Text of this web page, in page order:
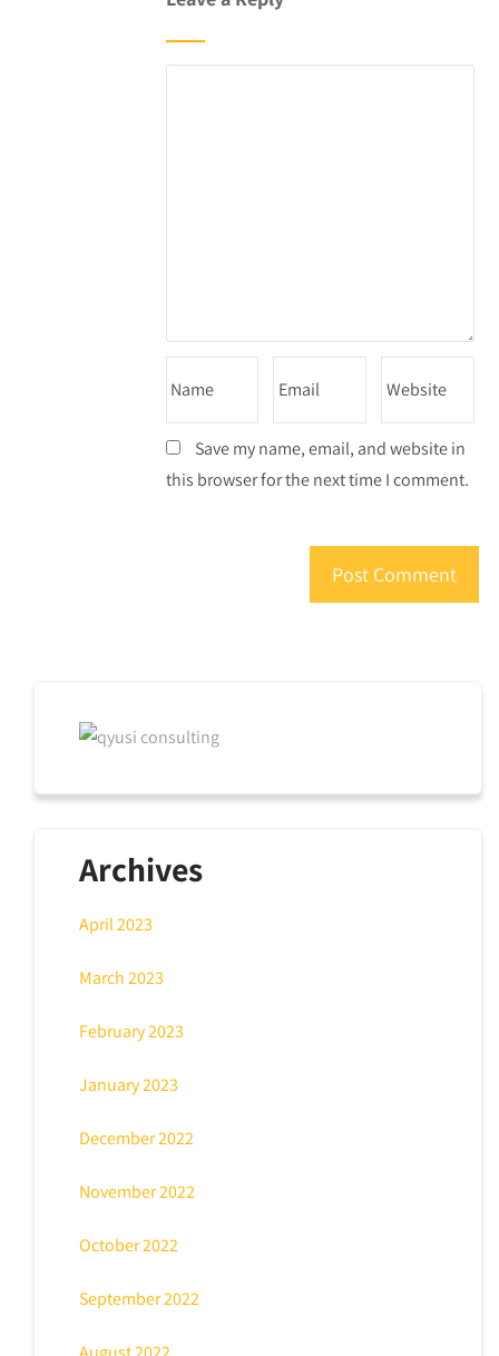
Save my name, email, and website in
this browser for the next time I comment.
Archives
April 2023
March 2023
February 2023
January 2023
December 2022
November 2022
October 2022
September 2022